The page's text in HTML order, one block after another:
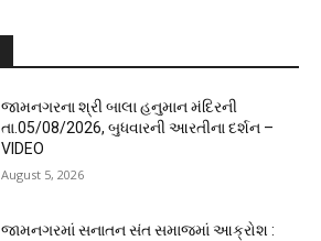
જામનગરના શ્રી બાલા હનુમાન મંદિરની
તા.05/08/2026, બુધવારની આરતીના દર્શન –
VIDEO
August 5, 2026
જામનગરમાં સનાતન સંત સમાજમાં આક્રોશ :